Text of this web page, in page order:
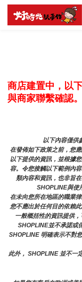
商店建置中，以
與商家聯繫確認。
以下內容僅供
在發佈如下政策之前，您
以下提供的資訊，並根據
容。令您接觸以下範例內
類內容和資訊，也非旨
SHOPLINE與使
在未向您所在地區的職業
您不應出於任何目的依賴
一般概括性的資訊提供
SHOPLINE並不承諾或
SHOPLINE 明確表示不對
此外， SHOPLINE 並不一